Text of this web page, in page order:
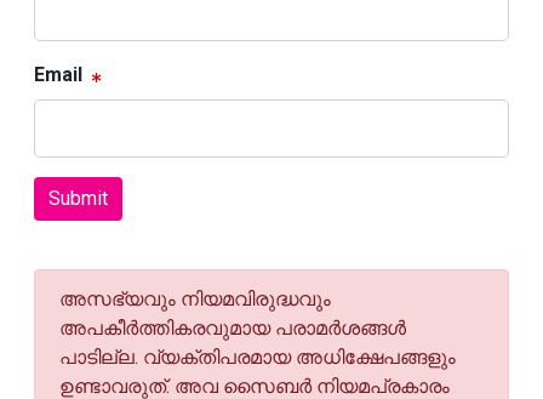
Email
Submit
അസഭ്യവും നിയമവിരുദ്ധവും
അപകീര്‍ത്തികരവുമായ പരാമര്‍ശങ്ങള്‍
പാടില്ല. വ്യക്തിപരമായ അധിക്ഷേപങ്ങളും
ഉണ്ടാവരുത്. അവ സൈബര്‍ നിയമപ്രകാരം